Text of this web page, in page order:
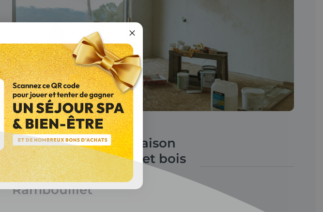
Notre service de livraison
de granulés de bois et bois
de chauffage à
Rambouillet